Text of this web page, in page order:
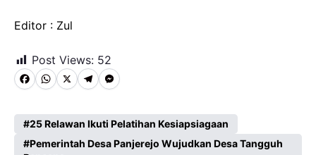
Editor : Zul
Post Views: 52
F
c
W
a
X T
l
M
s
25 Relawan Ikuti Pelatihan Kesiapsiagaan
Pemerintah Desa Panjerejo Wujudkan Desa Tangguh